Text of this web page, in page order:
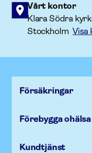
Vårt kontor
Klara Södra
StockholmVisa
Försäk­ringar
Förebygga
Kundtjänst